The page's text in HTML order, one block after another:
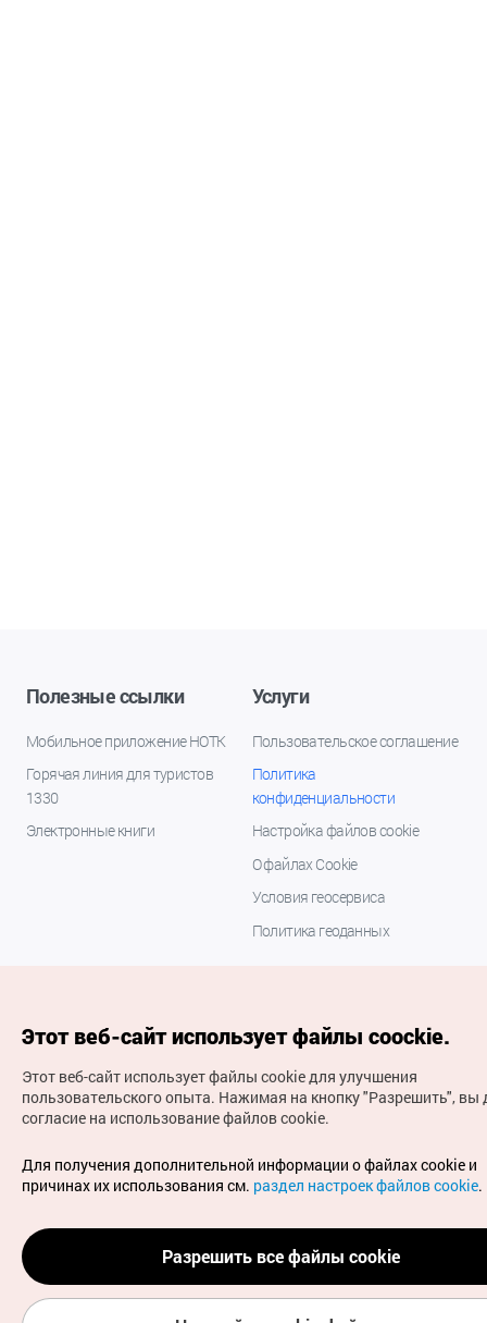
Полезные ссылки
Мобильное приложение НОТК
Горячая линия для туристов
1330
Электронные книги
Услуги
Пользовательское соглашение
Политика
конфиденциальности
Настройка файлов cookie
О файлах Cookie
Условия геосервиса
Политика геоданных
(с) Национальная организация туризма Кореи Все
права защищены
Для извещения об ошибках и проблемах, связанных с
работой веб-сайта, направляйте ваши запросы на
официальный адрес электронной почты
russian@knto.or.kr
Этот веб-сайт использует файлы coockie.
Этот веб-сайт использует файлы cookie для улучшения
пользовательского опыта. Нажимая на кнопку "Разрешить", вы
согласие на использование файлов cookie.
Для получения дополнительной информации о файлах cookie и
причинах их использования см. раздел настроек файлов cookie.
Разрешить все файлы cookie